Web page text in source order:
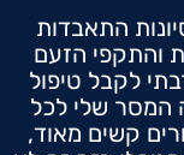
התאבדות
והתקפי הזעם
לקבל טיפול
המסר שלי לכל
קשים מאוד,